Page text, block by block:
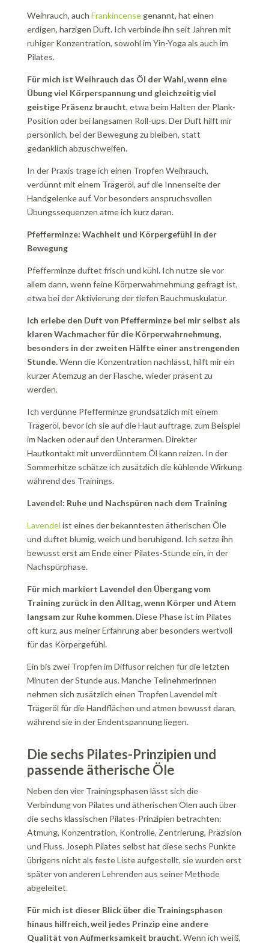
Weihrauch, auch Frankincensegenannt, hat einen
erdigen, harzigen Duft. Ich verbinde ihn seit Jahren mit
ruhiger Konzentration, sowohl im Yin-Yoga als auch im
Pilates.
Für mich ist Weihrauch das Öl der Wahl, wenn eine
Übung viel Körperspannung und gleichzeitig viel
geistige Präsenz braucht, etwa beim Halten der Plank-
Position oder bei langsamen Roll-ups. Der Duft hilft mir
persönlich, bei der Bewegung zu bleiben, statt
gedanklich abzuschweifen.
In der Praxis trage ich einen Tropfen Weihrauch,
verdünnt mit einem Trägeröl, auf die Innenseite der
Handgelenke auf. Vor besonders anspruchsvollen
Übungssequenzen atme ich kurz daran.
Pfefferminze: Wachheit und Körpergefühl in der
Bewegung
Pfefferminze duftet frisch und kühl. Ich nutze sie vor
allem dann, wenn feine Körperwahrnehmung gefragt ist,
etwa bei der Aktivierung der tiefen Bauchmuskulatur.
Ich erlebe den Duft von Pfefferminze bei mir selbst als
klaren Wachmacher für die Körperwahrnehmung,
besonders in der zweiten Hälfte einer anstrengenden
Stunde.Wenn die Konzentration nachlässt, hilft mir ein
kurzer Atemzug an der Flasche, wieder präsent zu
werden.
Ich verdünne Pfefferminze grundsätzlich mit einem
Trägeröl, bevor ich sie auf die Haut auftrage, zum Beispiel
im Nacken oder auf den Unterarmen. Direkter
Hautkontakt mit unverdünntem Öl kann reizen. In der
Sommerhitze schätze ich zusätzlich die kühlende Wirkung
während des Trainings.
Lavendel: Ruhe und Nachspüren nach dem Training
Lavendel ist eines der bekanntesten ätherischen Öle
und duftet blumig, weich und beruhigend. Ich setze ihn
bewusst erst am Ende einer Pilates-Stunde ein, in der
Nachspürphase.
Für mich markiert Lavendel den Übergang vom
Training zurück in den Alltag, wenn Körper und Atem
langsam zur Ruhe kommen.Diese Phase ist im Pilates
oft kurz, aus meiner Erfahrung aber besonders wertvoll
für das Körpergefühl.
Ein bis zwei Tropfen im Diffusor reichen für die letzten
Minuten der Stunde aus. Manche Teilnehmerinnen
nehmen sich zusätzlich einen Tropfen Lavendel mit
Trägeröl für die Handflächen und atmen bewusst daran,
während sie in der Endentspannung liegen.
Die sechs Pilates-Prinzipien und
passende ätherische Öle
Neben den vier Trainingsphasen lässt sich die
Verbindung von Pilates und ätherischen Ölen auch über
die sechs klassischen Pilates-Prinzipien betrachten:
Atmung, Konzentration, Kontrolle, Zentrierung, Präzision
und Fluss. Joseph Pilates selbst hat diese sechs Punkte
übrigens nicht als feste Liste aufgestellt, sie wurden erst
später von anderen Lehrenden aus seiner Methode
abgeleitet.
Für mich ist dieser Blick über die Trainingsphasen
hinaus hilfreich, weil jedes Prinzip eine andere
Qualität von Aufmerksamkeit braucht.Wenn ich weiß,